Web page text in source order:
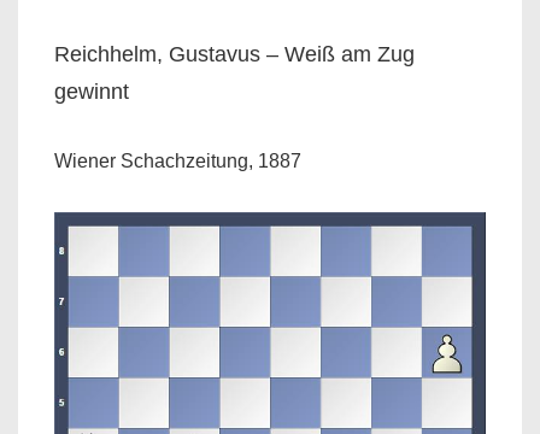
Reichhelm, Gustavus – Weiß am Zug
gewinnt
Wiener Schachzeitung, 1887